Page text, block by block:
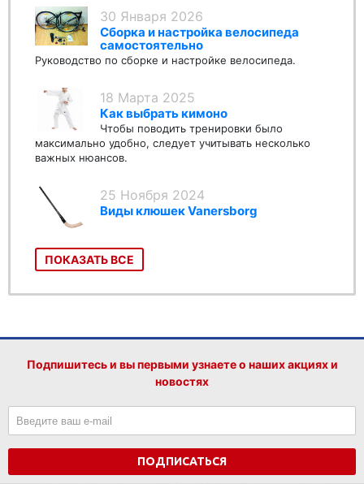
30 Января 2026
Сборка и настройка велосипеда
самостоятельно
Руководство по сборке и настройке велосипеда.
18 Марта 2025
Как выбрать кимоно
Чтобы поводить тренировки было
максимально удобно, следует учитывать несколько
важных нюансов.
25 Ноября 2024
Виды клюшек Vanersborg
ПОКАЗАТЬ ВСЕ
Подпишитесь и вы первыми узнаете о наших акциях и
новостях
ПОДПИСАТЬСЯ